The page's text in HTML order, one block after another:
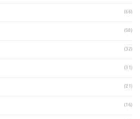
(66)
(58)
(32)
(31)
(21)
(16)